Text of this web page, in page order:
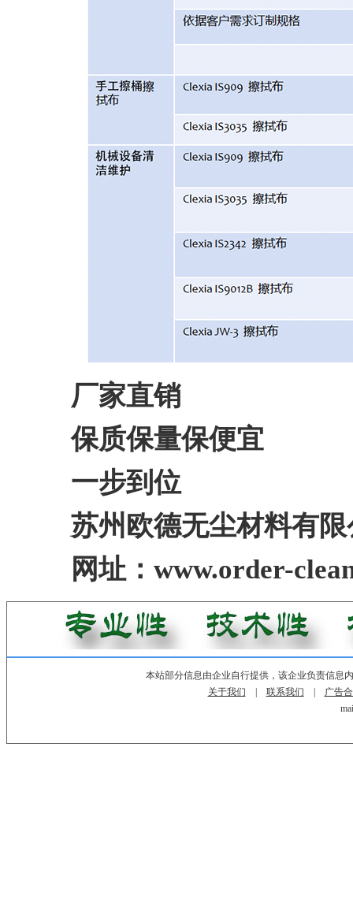
厂家直销
保质保量保便宜
一步到位
苏州欧德无尘材料有
网址：www.order-
本站部分信息由企业自行提供，该企业负责信息
关于我们
联系我们
广告